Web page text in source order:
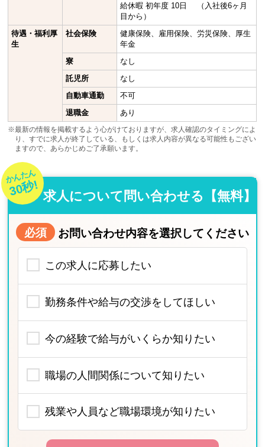
給休暇 初年度 10日 （入社後6ヶ月
目から）
待遇・福利厚
生
社会保険
健康保険、雇用保険、労災保険、厚生
年金
寮
なし
託児所
なし
自動車通勤
不可
退職金
あり
※最新の情報を掲載するよう心がけておりますが、求人確認のタイミングによ
り、すでに求人が終了している、もしくは求人内容が異なる可能性もござい
ますので、あらかじめご了承願います。
かんたん
30秒! 求人について問い合わせる【無料】
必須 お問い合わせ内容を選択してください
この求人に応募したい
勤務条件や給与の交渉をしてほしい
今の経験で給与がいくらか知りたい
職場の人間関係について知りたい
残業や人員など職場環境が知りたい